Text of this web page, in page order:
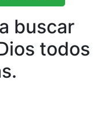
buscar
todos